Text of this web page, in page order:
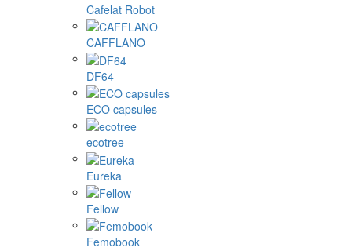
Cafelat Robot
CAFFLANO
DF64
ECO capsules
ecotree
Eureka
Fellow
Femobook